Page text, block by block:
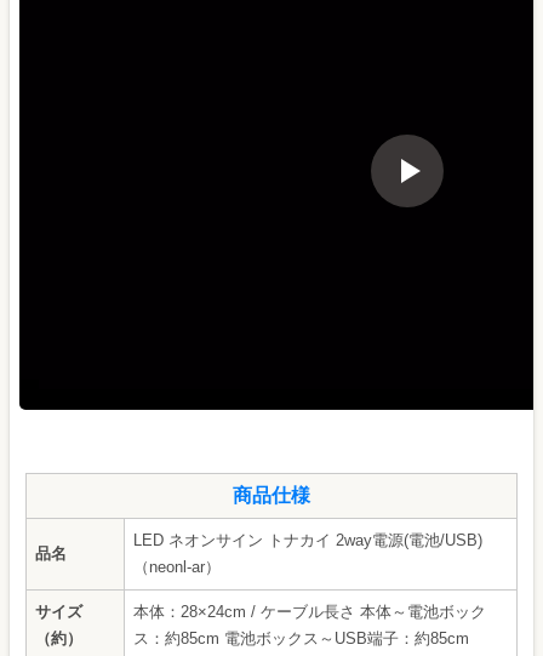
商品仕様
品名
LED ネオンサイン トナカイ 2way電源(電池/USB)
（neonl-ar）
サイズ
（約）
本体：28×24cm / ケーブル長さ 本体～電池ボック
ス：約85cm 電池ボックス～USB端子：約85cm